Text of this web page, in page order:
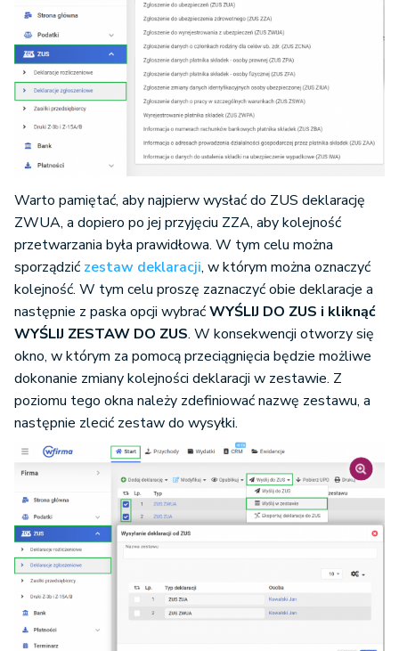
Warto pamiętać, aby najpierw wysłać do ZUS deklarację
ZWUA, a dopiero po jej przyjęciu ZZA, aby kolejność
przetwarzania była prawidłowa. W tym celu można
sporządzić zestaw deklaracji, w którym można oznaczyć
kolejność. W tym celu proszę zaznaczyć obie deklaracje a
następnie z paska opcji wybraćWYŚLIJ DO ZUS i kliknąć
WYŚLIJ ZESTAW DO ZUS. W konsekwencji otworzy się
okno, w którym za pomocą przeciągnięcia będzie możliwe
dokonanie zmiany kolejności deklaracji w zestawie. Z
poziomu tego okna należy zdefiniować nazwę zestawu, a
następnie zlecić zestaw do wysyłki.